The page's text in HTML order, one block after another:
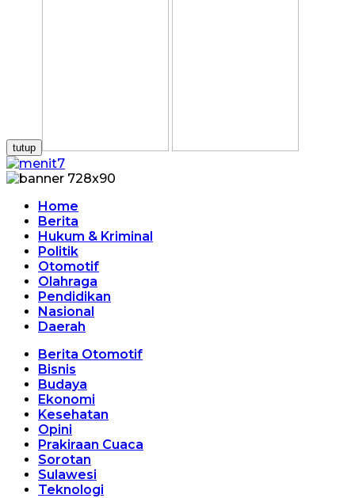
tutup
Home
Berita
Hukum & Kriminal
Politik
Otomotif
Olahraga
Pendidikan
Nasional
Daerah
Berita Otomotif
Bisnis
Budaya
Ekonomi
Kesehatan
Opini
Prakiraan Cuaca
Sorotan
Sulawesi
Teknologi